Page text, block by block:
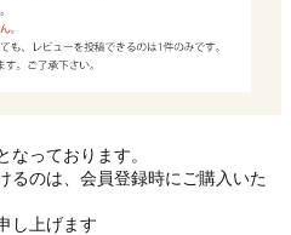
っております。
るのは、会員登録時にご購入いた
し上げます